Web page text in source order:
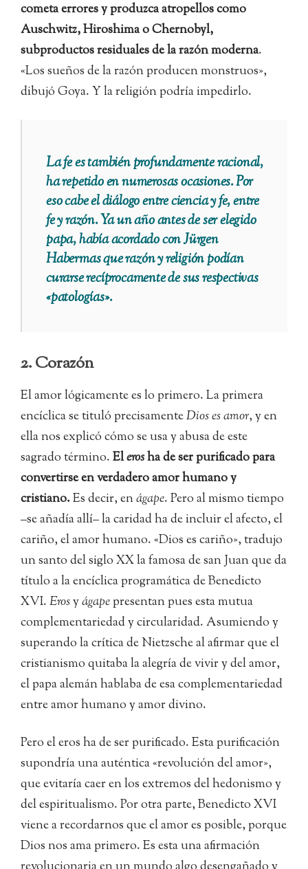
cometa errores y produzca atropellos como
Auschwitz, Hiroshima o Chernobyl,
subproductos residuales de la razón moderna.
«Los sueños de la razón producen monstruos»,
dibujó Goya. Y la religión podría impedirlo.
La fe es también profundamente racional,
ha repetido en numerosas ocasiones. Por
eso cabe el diálogo entre ciencia y fe, entre
fe y razón. Ya un año antes de ser elegido
papa, había acordado con Jürgen
Habermas que razón y religión podían
curarse recíprocamente de sus respectivas
«patologías».
2. Corazón
El amor lógicamente es lo primero. La primera
encíclica se tituló precisamenteDios es amor, y en
ella nos explicó cómo se usa y abusa de este
sagrado término.Elerosha de ser purificado para
convertirse en verdadero amor humano y
cristiano.Es decir, enágape. Pero al mismo tiempo
–se añadía allí– la caridad ha de incluir el afecto, el
cariño, el amor humano. «Dios es cariño», tradujo
un santo del siglo XX la famosa de san Juan que da
título a la encíclica programática de Benedicto
XVI.Erosyágapepresentan pues esta mutua
complementariedad y circularidad. Asumiendo y
superando la crítica de Nietzsche al afirmar que el
cristianismo quitaba la alegría de vivir y del amor,
el papa alemán hablaba de esa complementariedad
entre amor humano y amor divino.
Pero el eros ha de ser purificado. Esta purificación
supondría una auténtica «revolución del amor»,
que evitaría caer en los extremos del hedonismo y
del espiritualismo. Por otra parte, Benedicto XVI
viene a recordarnos que el amor es posible, porque
Dios nos ama primero. Es esta una afirmación